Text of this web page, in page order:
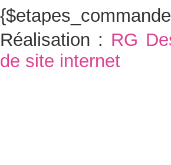
Réalisation : RG
de site internet